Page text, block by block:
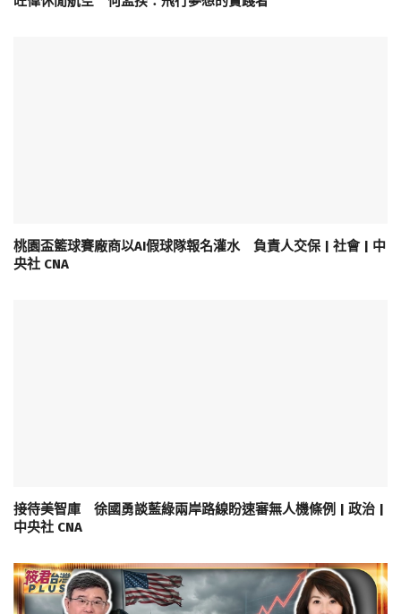
桃園盃籃球賽廠商以AI假球隊報名灌水 負責人交保 | 社會 | 中
央社 CNA
接待美智庫 徐國勇談藍綠兩岸路線盼速審無人機條例 | 政治 |
中央社 CNA